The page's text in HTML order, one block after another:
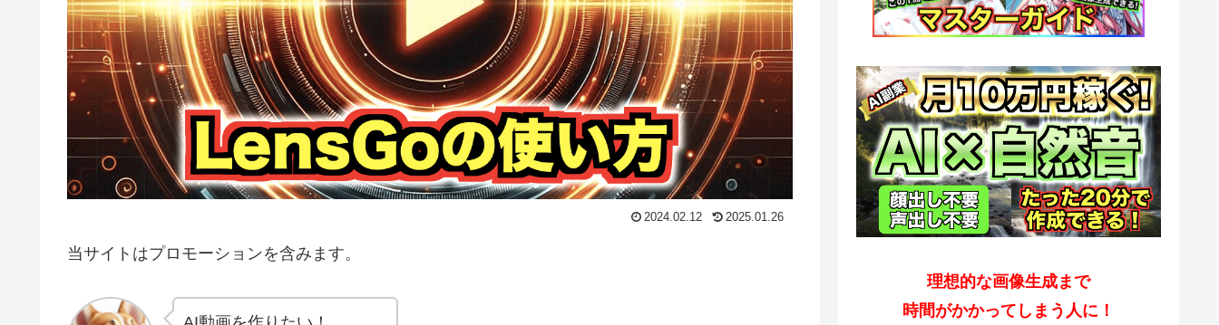
2024.02.12 2025.01.26
当サイトはプロモーションを含みます。
理想的な画像生成まで
時間がかかってしまう人に！